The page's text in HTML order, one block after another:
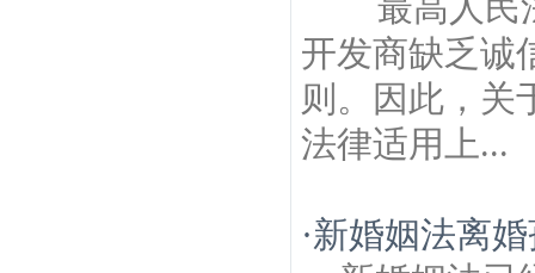
开发商缺乏诚
则。因此，关
法律适用上...
·新婚姻法离